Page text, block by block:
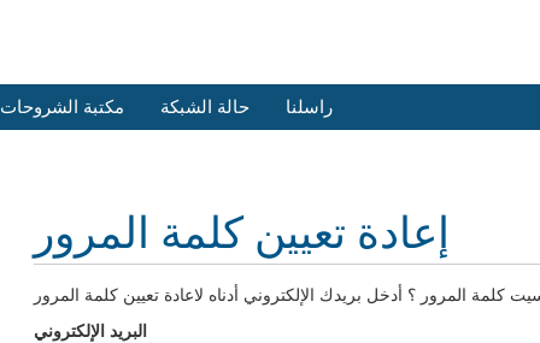
مكتبة الشروحات حالة الشبكة راسلنا
إعادة تعيين كلمة المرور
البريد الإلكتروني